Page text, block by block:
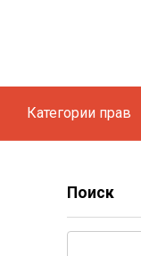
Категории прав
Поиск